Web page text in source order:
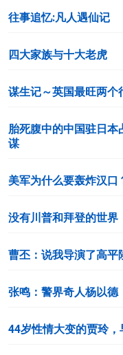
往事追忆:凡人遇仙记
四大家族与十大老虎
谋生记～英国最旺两个
胎死腹中的中国驻日
谋
美军为什么要轰炸汉口
没有川普和拜登的世界
曹丕：说我导演了高平
张鸣：警界奇人杨以德
44岁性情大变的贾玲